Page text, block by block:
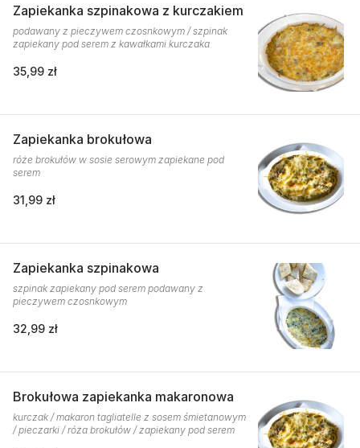
Zapiekanka szpinakowa z kurczakiem
podawany z pieczywem czosnkowym / szpinak
zapiekany pod serem z kawałkami kurczaka
35,99 zł
Zapiekanka brokułowa
róże brokułów w sosie serowym zapiekane pod
serem
31,99 zł
Zapiekanka szpinakowa
szpinak zapiekany pod serem podawany z
pieczywem czosnkowym
32,99 zł
Brokułowa zapiekanka makaronowa
kurczak / makaron tagliatelle z sosem śmietanowym
/ pieczarki / róża brokułów / zapiekany pod serem